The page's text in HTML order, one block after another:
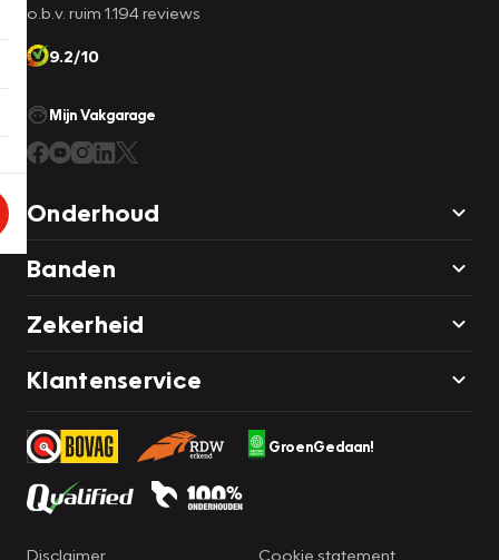
o.b.v. ruim 1.194 reviews
9.2/10
Mijn Vakgarage
Onderhoud
Banden
Zekerheid
Klantenservice
GroenGedaan!
Disclaimer Cookie statement